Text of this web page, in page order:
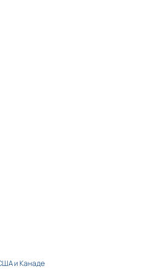
и Канаде​